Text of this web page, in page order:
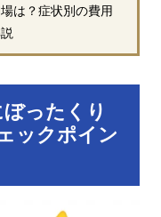
は？症状別の費用
ったくり
ックポイン